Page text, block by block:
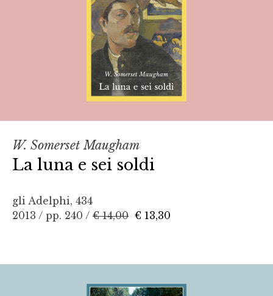
W. Somerset Maugham
La luna e sei soldi
gli Adelphi, 434
2013 / pp. 240 / € 14,00 € 13,30